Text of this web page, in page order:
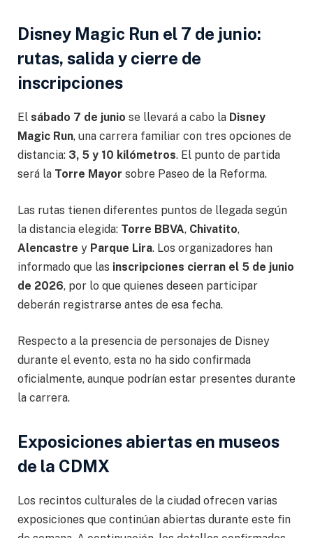
Disney Magic Run el 7 de junio:
rutas, salida y cierre de
inscripciones
El sábado 7 de junio se llevará a cabo la Disney
Magic Run, una carrera familiar con tres opciones de
distancia: 3, 5 y 10 kilómetros. El punto de partida
será la Torre Mayor sobre Paseo de la Reforma.
Las rutas tienen diferentes puntos de llegada según
la distancia elegida: Torre BBVA, Chivatito,
Alencastre y Parque Lira. Los organizadores han
informado que las inscripciones cierran el 5 de junio
de 2026, por lo que quienes deseen participar
deberán registrarse antes de esa fecha.
Respecto a la presencia de personajes de Disney
durante el evento, esta no ha sido confirmada
oficialmente, aunque podrían estar presentes durante
la carrera.
Exposiciones abiertas en museos
de la CDMX
Los recintos culturales de la ciudad ofrecen varias
exposiciones que continúan abiertas durante este fin